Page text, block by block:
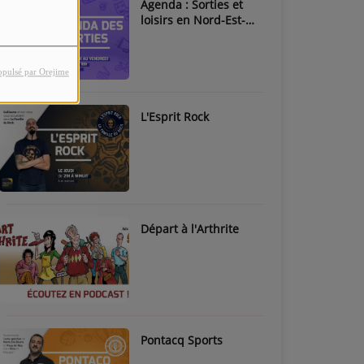
par Orejime
Agenda : Sorties et
loisirs en Nord-Est-
L'Esprit Rock
Départ à l'Arthrite
Pontacq Sports